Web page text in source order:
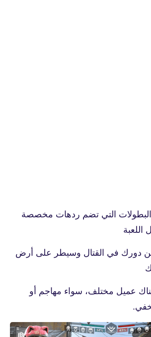
البطولات التي تضم ردهات مخصصة
اللعبة
دورك في القتال وسيطر على أرض
عميل مختلف، سواء مهاجم أو